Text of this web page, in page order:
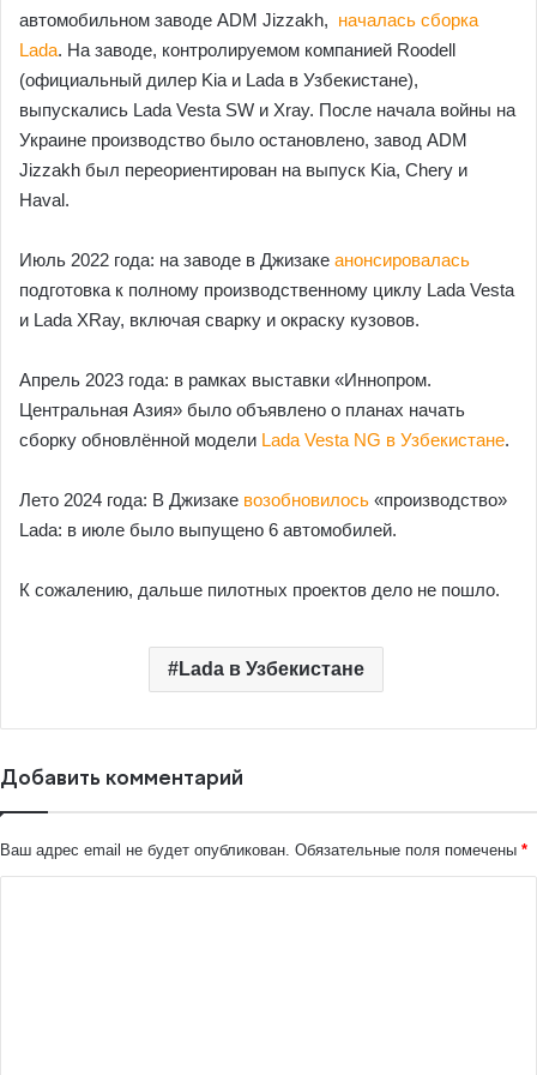
автомобильном заводе ADM Jizzakh, началась сборка
Lada. На заводе, контролируемом компанией Roodell
(официальный дилер Kia и Lada в Узбекистане),
выпускались Lada Vesta SW и Xray. После начала войны на
Украине производство было остановлено, завод ADM
Jizzakh был переориентирован на выпуск Kia, Chery и
Haval.
Июль 2022 года: на заводе в Джизаке анонсировалась
подготовка к полному производственному циклу Lada Vesta
и Lada XRay, включая сварку и окраску кузовов.
Апрель 2023 года: в рамках выставки «Иннопром.
Центральная Азия» было объявлено о планах начать
сборку обновлённой модели Lada Vesta NG в Узбекистане.
Лето 2024 года: В Джизаке возобновилось «производство»
Lada: в июле было выпущено 6 автомобилей.
К сожалению, дальше пилотных проектов дело не пошло.
Lada в Узбекистане
Добавить комментарий
Ваш адрес email не будет опубликован. Обязательные поля помечены *